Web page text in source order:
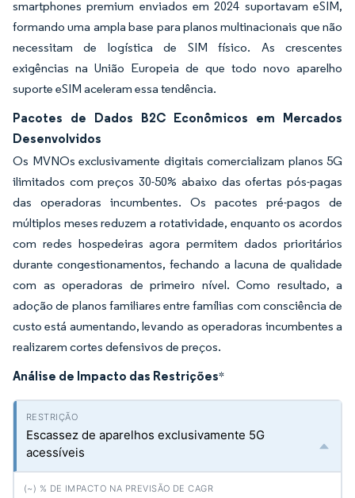
smartphones premium enviados em 2024 suportavam eSIM,
formando uma ampla base para planos multinacionais que não
necessitam de logística de SIM físico. As crescentes
exigências na União Europeia de que todo novo aparelho
suporte eSIM aceleram essa tendência.
Pacotes de Dados B2C Econômicos em Mercados
Desenvolvidos
Os MVNOs exclusivamente digitais comercializam planos 5G
ilimitados com preços 30-50% abaixo das ofertas pós-pagas
das operadoras incumbentes. Os pacotes pré-pagos de
múltiplos meses reduzem a rotatividade, enquanto os acordos
com redes hospedeiras agora permitem dados prioritários
durante congestionamentos, fechando a lacuna de qualidade
com as operadoras de primeiro nível. Como resultado, a
adoção de planos familiares entre famílias com consciência de
custo está aumentando, levando as operadoras incumbentes a
realizarem cortes defensivos de preços.
Análise de Impacto das Restrições*
Escassez de aparelhos exclusivamente 5G
acessíveis